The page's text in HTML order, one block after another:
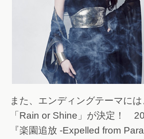
また、エンディングテーマに
「Rain or Shine」が決定！
『楽園追放 -Expelled from